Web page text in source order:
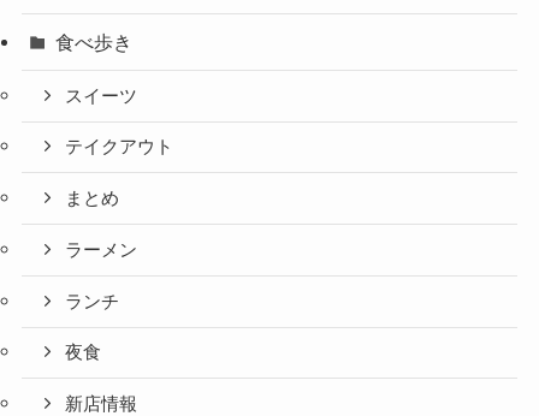
食べ歩き
スイーツ
テイクアウト
まとめ
ラーメン
ランチ
夜食
新店情報